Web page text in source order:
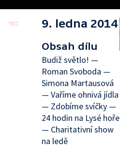
9. ledna 2014
Obsah dílu
Budiž světlo! —
Roman Svoboda —
Simona Martausová
— Vaříme ohnivá jídla
— Zdobíme svíčky —
24 hodin na Lysé hoře
— Charitativní show
na ledě